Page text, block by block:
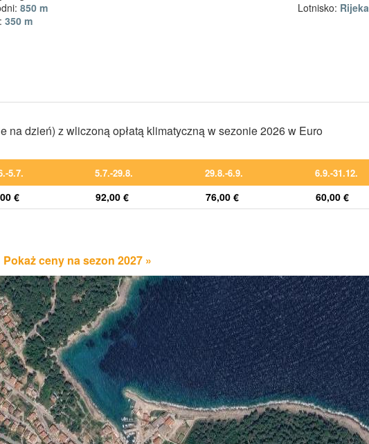
850 m
350 m
Lotnisko: Rijeka
na dzień) z wliczoną opłatą klimatyczną w sezonie 2026 w Euro
5.7. 5.7.-29.8. 29.8.-6.9. 6.9.-31.12.
€ 92,00 € 76,00 € 60,00 €
Pokaż ceny na sezon 2027 »